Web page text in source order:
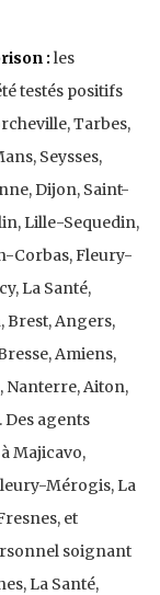
: les
testés positifs
Tarbes,
Seysses,
Dijon, Saint-
Lille-Sequedin,
Corbas, Fleury-
La Santé,
Brest, Angers,
Amiens,
Nanterre, Aiton,
agents
Majicavo,
Mérogis, La
et
soignant
La Santé,